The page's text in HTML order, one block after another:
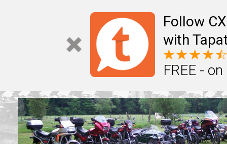
Follow
with
FREE -